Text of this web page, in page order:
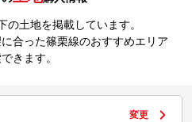
土地を掲載しています。
合った篠栗線のおすすめエリア
きます。
変更